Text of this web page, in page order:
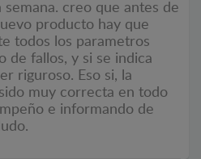
creo que antes de
producto hay que
todos los parametros
de fallos, y si se indica
riguroso. Eso si, la
muy correcta en todo
e informando de